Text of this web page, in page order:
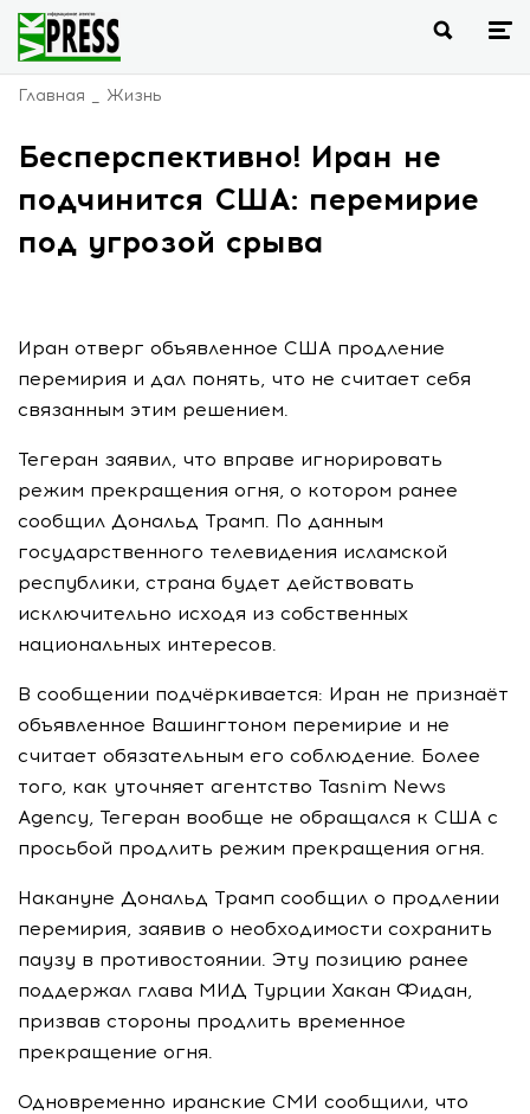
Главная Жизнь
Бесперспективно! Иран не
подчинится США: перемирие
под угрозой срыва
Иран отверг объявленное США продление
перемирия и дал понять, что не считает себя
связанным этим решением.
Тегеран заявил, что вправе игнорировать
режим прекращения огня, о котором ранее
сообщил Дональд Трамп. По данным
государственного телевидения исламской
республики, страна будет действовать
исключительно исходя из собственных
национальных интересов.
В сообщении подчёркивается: Иран не признаёт
объявленное Вашингтоном перемирие и не
считает обязательным его соблюдение. Более
того, как уточняет агентство Tasnim News
Agency, Тегеран вообще не обращался к США с
просьбой продлить режим прекращения огня.
Накануне Дональд Трамп сообщил о продлении
перемирия, заявив о необходимости сохранить
паузу в противостоянии. Эту позицию ранее
поддержал глава МИД Турции Хакан Фидан,
призвав стороны продлить временное
прекращение огня.
Одновременно иранские СМИ сообщили, что